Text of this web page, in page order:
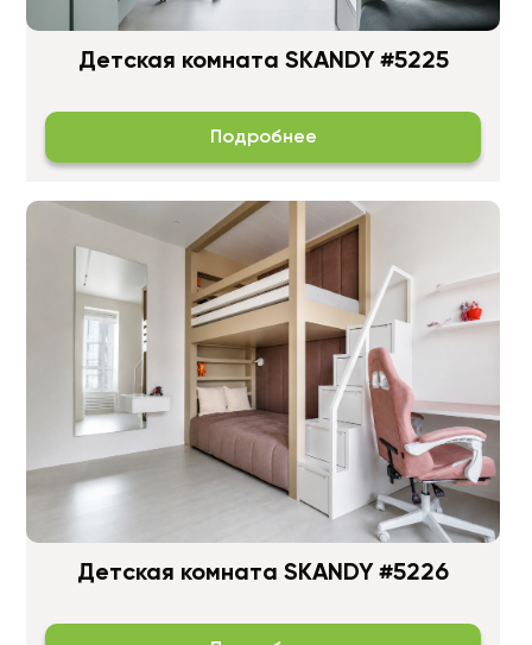
Детская комната SKANDY #5225
Подробнее
Детская комната SKANDY #5226